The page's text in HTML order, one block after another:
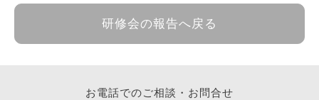
研修会の報告へ戻る
お電話でのご相談・お問合せ